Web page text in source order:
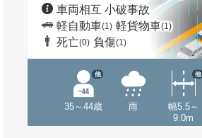
車両相互 小破事故
軽自動車(1) 軽貨物車(1)
死亡(0) 負傷(1)
35～44歳
他
雨
幅5.5～
9.0m
他